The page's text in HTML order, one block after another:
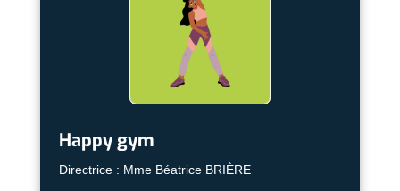
Happy gym
Directrice : Mme Béatrice BRIÈRE